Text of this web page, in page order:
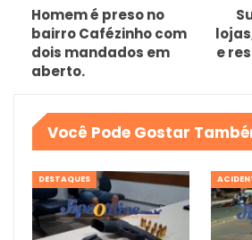
Homem é preso no
bairro Cafézinho com
dois mandados em
aberto.
e
Você Pode Gostar
DESTAQUES